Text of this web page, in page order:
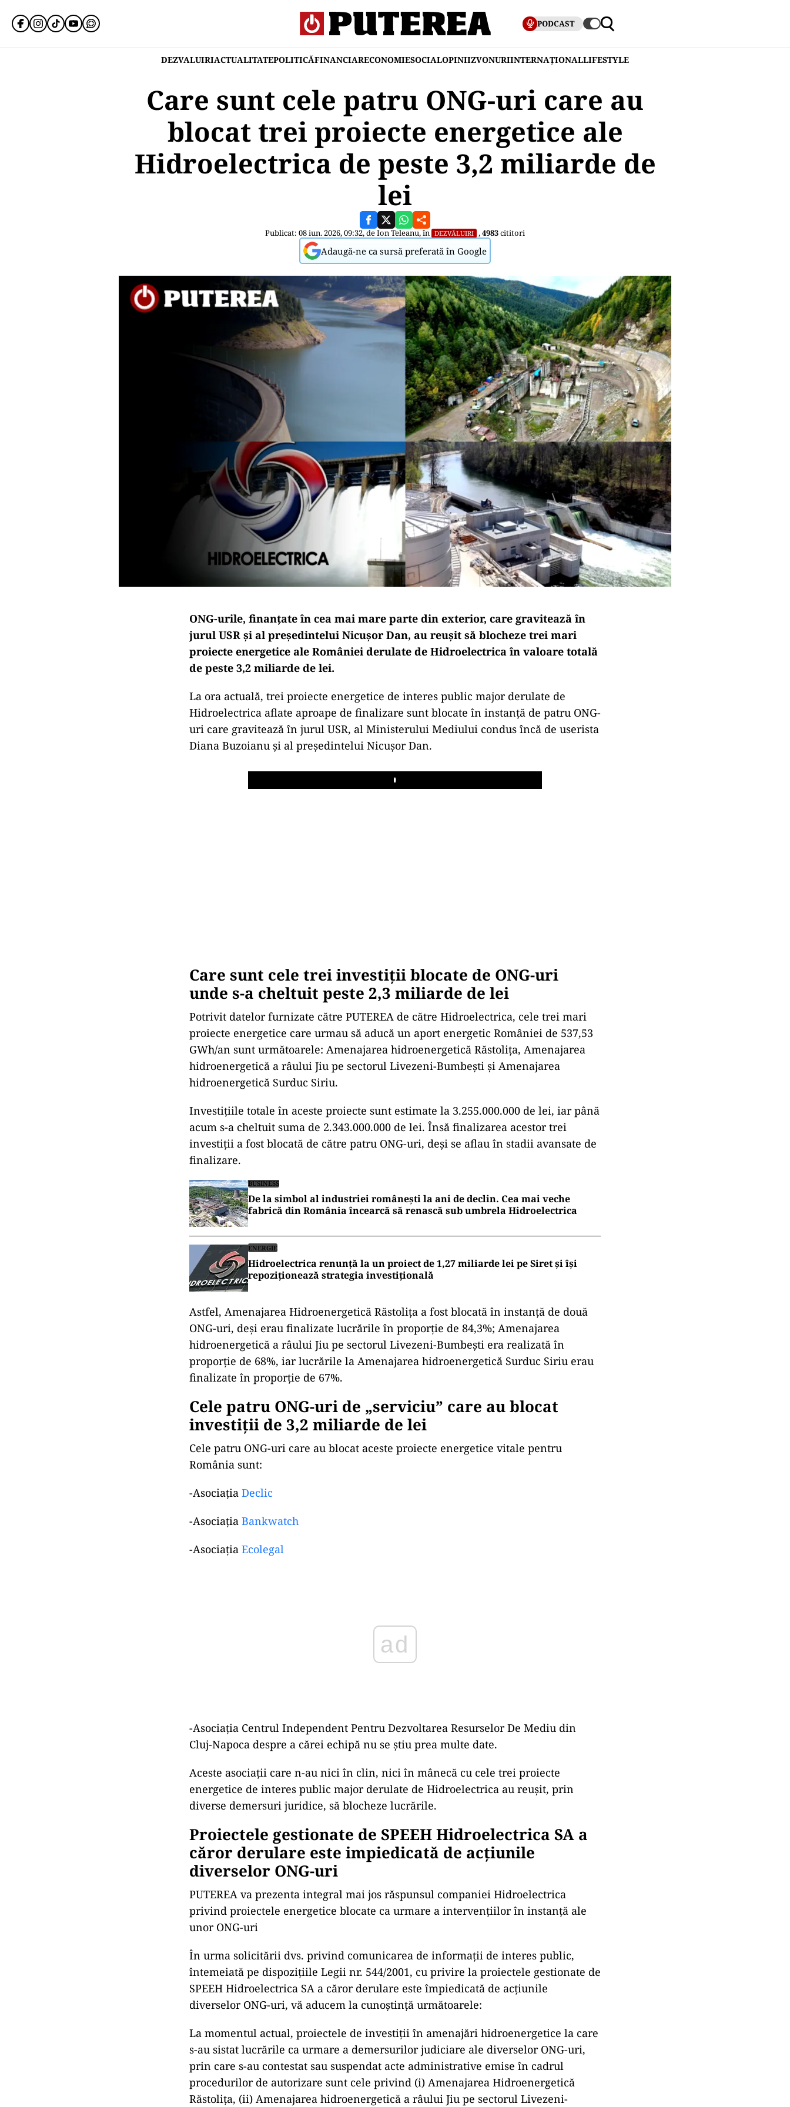
PODCAST
DEZVALUIRIACTUALITATEPOLITICĂFINANCIARECONOMIESOCIALOPINIIZVONURIINTERNAȚIONALLIFESTYLE
Care sunt cele patru ONG-uri care au
blocat trei proiecte energetice ale
Hidroelectrica de peste 3,2 miliarde de
lei
Publicat: 08 iun. 2026, 09:32, deIon Teleanu, în DEZVĂLUIRI ,4983cititori
Adaugă-ne ca sursă preferată în Google
ONG-urile, finanțate în cea mai mare parte din exterior, care gravitează în
jurul USR și al președintelui Nicușor Dan, au reușit să blocheze trei mari
proiecte energetice ale României derulate de Hidroelectrica în valoare totală
de peste 3,2 miliarde de lei.
La ora actuală, trei proiecte energetice de interes public major derulate de
Hidroelectrica aflate aproape de finalizare sunt blocate în instanță de patru ONG-
uri care gravitează în jurul USR, al Ministerului Mediului condus încă de userista
Diana Buzoianu și al președintelui Nicușor Dan.
Play
Care sunt cele trei investiții blocate de ONG-uri
unde s-a cheltuit peste 2,3 miliarde de lei
Potrivit datelor furnizate către PUTEREA de către Hidroelectrica, cele trei mari
proiecte energetice care urmau să aducă un aport energetic României de 537,53
GWh/an sunt următoarele: Amenajarea hidroenergetică Răstolița, Amenajarea
hidroenergetică a râului Jiu pe sectorul Livezeni-Bumbești și Amenajarea
hidroenergetică Surduc Siriu.
Investițiile totale în aceste proiecte sunt estimate la 3.255.000.000 de lei, iar până
acum s-a cheltuit suma de 2.343.000.000 de lei. Însă finalizarea acestor trei
investiții a fost blocată de către patru ONG-uri, deși se aflau în stadii avansate de
finalizare.
BUSINESS
De la simbol al industriei românești la ani de declin. Cea mai veche
fabrică din România încearcă să renască sub umbrela Hidroelectrica
ENERGIE
Hidroelectrica renunță la un proiect de 1,27 miliarde lei pe Siret și își
repoziționează strategia investițională
Astfel, Amenajarea Hidroenergetică Răstolița a fost blocată în instanță de două
ONG-uri, deși erau finalizate lucrările în proporție de 84,3%; Amenajarea
hidroenergetică a râului Jiu pe sectorul Livezeni-Bumbești era realizată în
proporție de 68%, iar lucrările la Amenajarea hidroenergetică Surduc Siriu erau
finalizate în proporție de 67%.
Cele patru ONG-uri de „serviciu” care au blocat
investiții de 3,2 miliarde de lei
Cele patru ONG-uri care au blocat aceste proiecte energetice vitale pentru
România sunt:
-Asociația Declic
-Asociația Bankwatch
-Asociația Ecolegal
ad
-Asociația Centrul Independent Pentru Dezvoltarea Resurselor De Mediu din
Cluj-Napoca despre a cărei echipă nu se știu prea multe date.
Aceste asociații care n-au nici în clin, nici în mânecă cu cele trei proiecte
energetice de interes public major derulate de Hidroelectrica au reușit, prin
diverse demersuri juridice, să blocheze lucrările.
Proiectele gestionate de SPEEH Hidroelectrica SA a
căror derulare este impiedicată de acțiunile
diverselor ONG-uri
PUTEREA va prezenta integral mai jos răspunsul companiei Hidroelectrica
privind proiectele energetice blocate ca urmare a intervențiilor în instanță ale
unor ONG-uri
În urma solicitării dvs. privind comunicarea de informații de interes public,
întemeiată pe dispozițiile Legii nr. 544/2001, cu privire la proiectele gestionate de
SPEEH Hidroelectrica SA a căror derulare este împiedicată de acțiunile
diverselor ONG-uri, vă aducem la cunoștință următoarele:
La momentul actual, proiectele de investiții în amenajări hidroenergetice la care
s-au sistat lucrările ca urmare a demersurilor judiciare ale diverselor ONG-uri,
prin care s-au contestat sau suspendat acte administrative emise în cadrul
procedurilor de autorizare sunt cele privind (i) Amenajarea Hidroenergetică
Răstolița, (ii) Amenajarea hidroenergetică a râului Jiu pe sectorul Livezeni-